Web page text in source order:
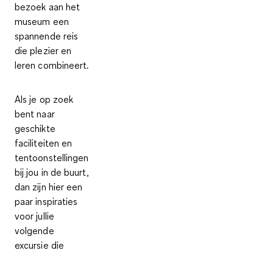
bezoek aan het
museum een
spannende reis
dieplezier en
leren combineert.
Als je op zoek
bent naar
geschikte
faciliteiten en
tentoonstellingen
bij jou in de buurt,
dan zijn hier een
paarinspiraties
voor jullie
volgende
excursie die